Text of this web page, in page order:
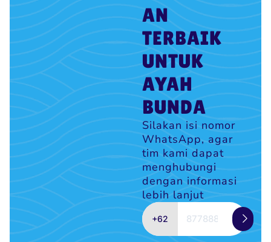
AN
TERBAIK
UNTUK
AYAH
BUNDA
Silakan isi nomor
WhatsApp, agar
tim kami dapat
menghubungi
dengan informasi
lebih lanjut
+62